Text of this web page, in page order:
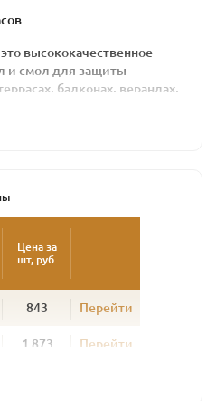
высококачественное
и смол для защиты
балконах, верандах,
пород древесины.
Глубоко пропитывая
дереву «дышать».
натуральных
аллергической реакции как
плесени, грибков и
Цена за
шт, руб.
843 Перейти
1 873 Перейти